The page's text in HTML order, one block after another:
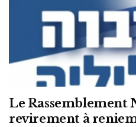
Le Rassemblement
revirement à